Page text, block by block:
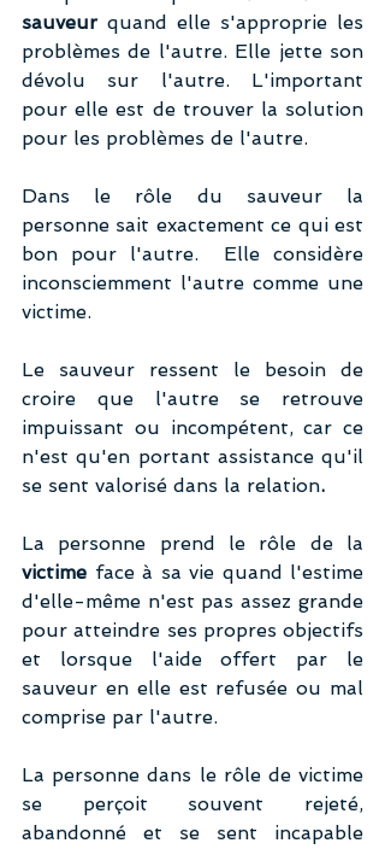
sauveur quand elle s'approprie les
problèmes de l'autre. Elle jette son
dévolu sur l'autre. L'important
pour elle est de trouver la solution
pour les problèmes de l'autre.
Dans le rôle du sauveur la
personne sait exactement ce qui est
bon pour l'autre.  Elle considère
inconsciemment l'autre comme une
victime.
Le sauveur ressent le besoin de
croire que l'autre se retrouve
impuissant ou incompétent, car ce
n'est qu'en portant assistance qu'il
se sent valorisé dans la relation.
La personne prend le rôle de la
victime face à sa vie quand l'estime
d'elle-même n'est pas assez grande
pour atteindre ses propres objectifs
et lorsque l'aide offert par le
sauveur en elle est refusée ou mal
comprise par l'autre.
La personne dans le rôle de victime
se perçoit souvent rejeté,
abandonné et se sent incapable